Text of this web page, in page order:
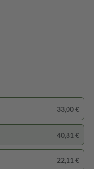
33,00 €
40,81 €
22,11 €